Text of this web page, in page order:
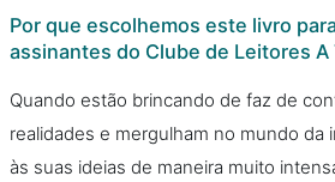
Por que escolhemos este livro
assinantes do Clube de Leitores A
Quando estão brincando de faz de
realidades e mergulham no mundo da
às suas ideias de maneira muito